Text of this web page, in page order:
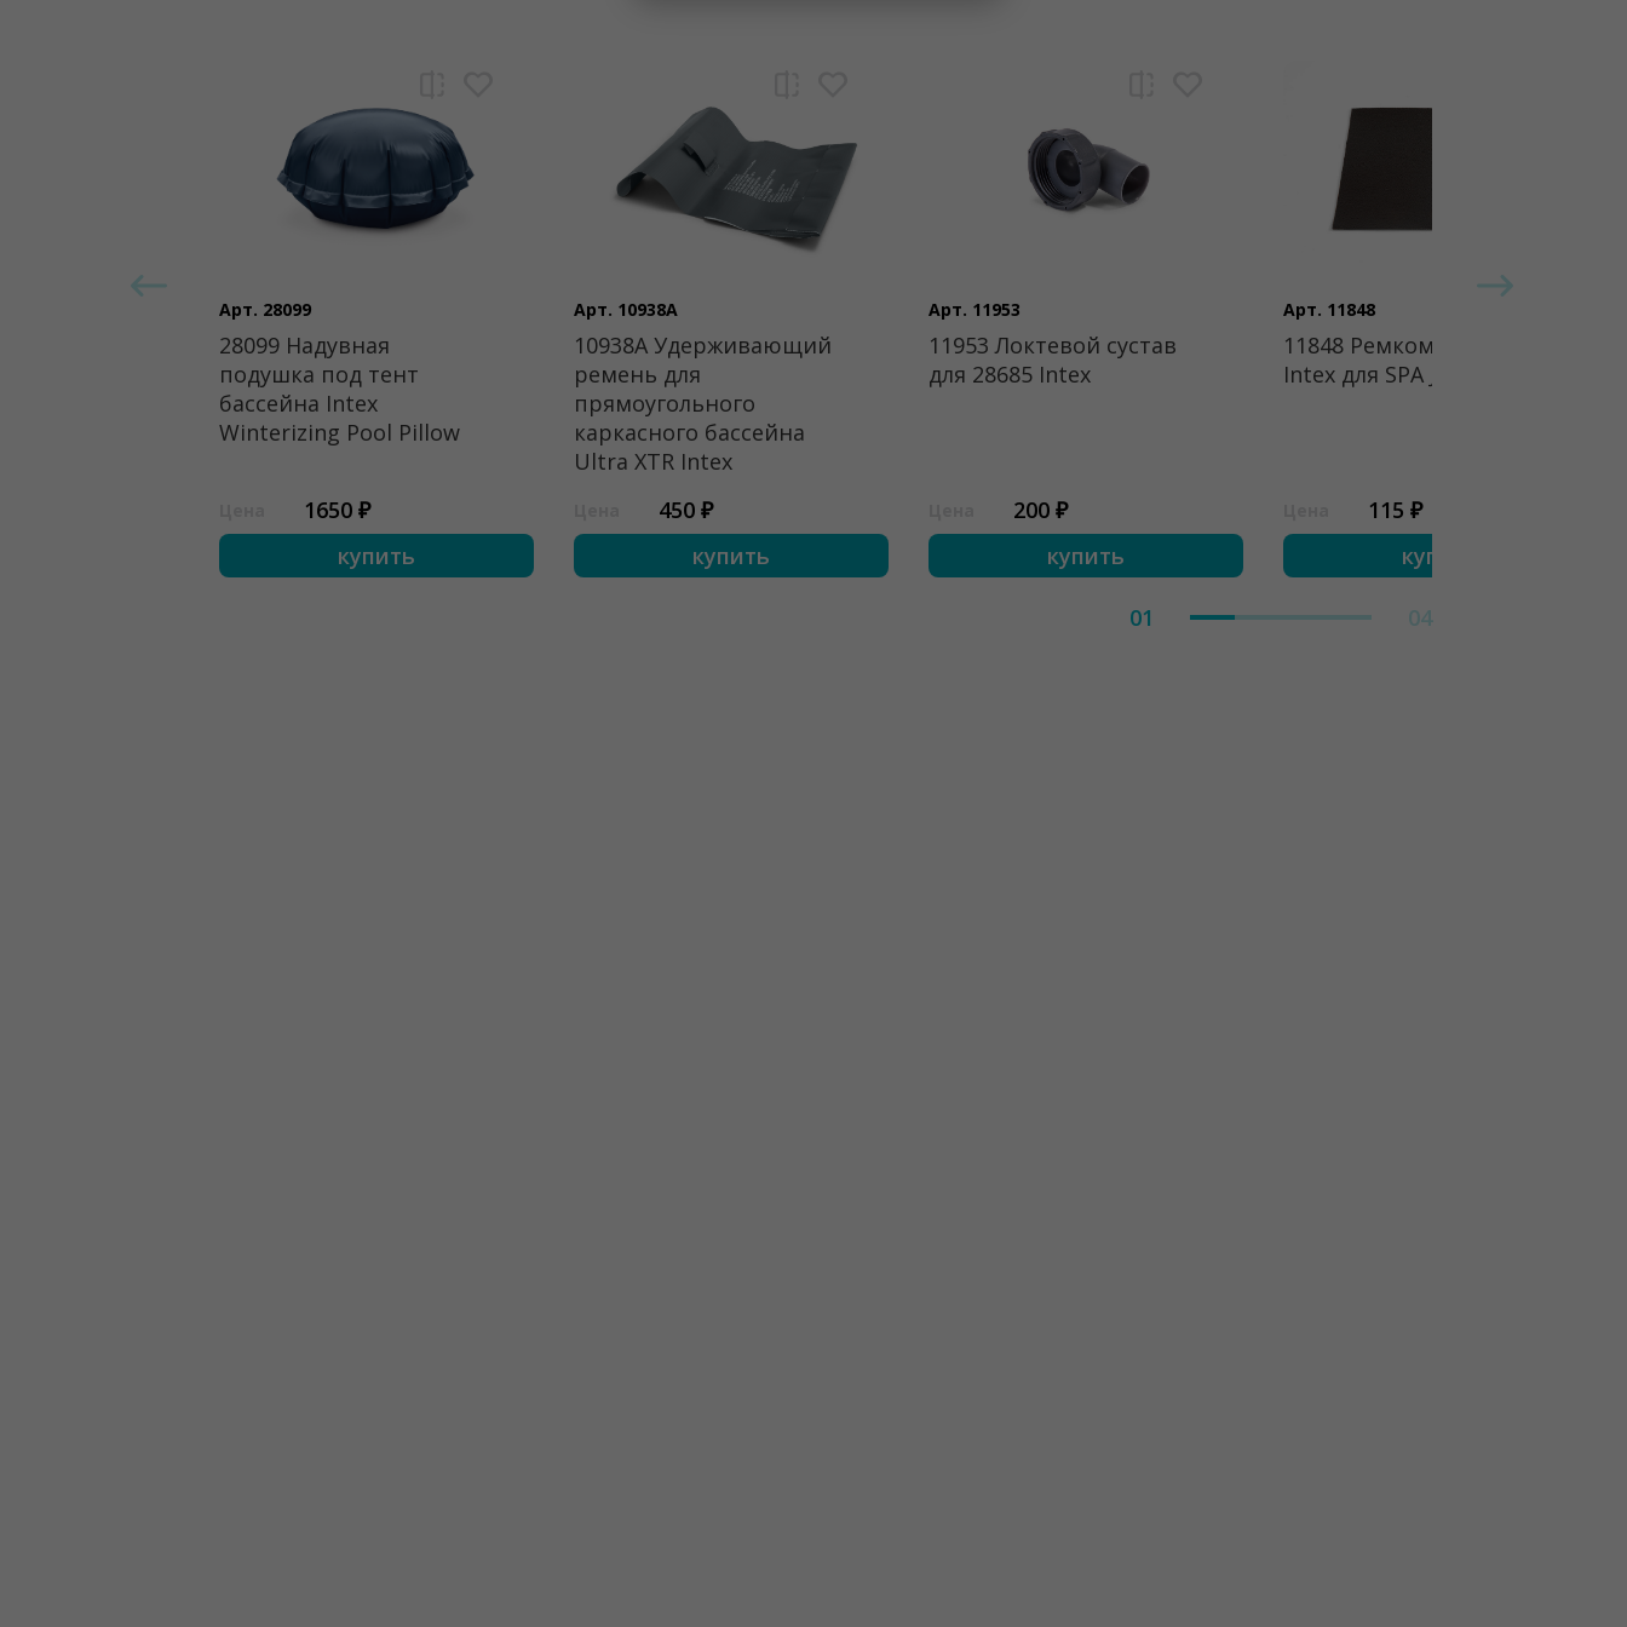
Арт. 28099
28099 Надувная
подушка под тент
бассейна Intex
Winterizing Pool Pillow
1650 ₽
купить
Арт. 10938A
10938A Удерживающий
ремень для
прямоугольного
каркасного бассейна
Ultra XTR Intex
450 ₽
купить
Арт. 11953
11953 Локтевой сустав
для 28685 Intex
200 ₽
купить
Арт. 11848
11848 Ремкомплект
Intex для SPA Jet
115 ₽
купить
01 04